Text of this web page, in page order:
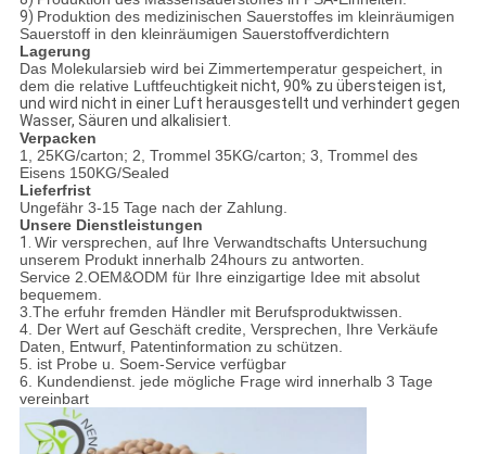
9) Produktion des medizinischen Sauerstoffes im kleinräumigen
Sauerstoff in den kleinräumigen Sauerstoffverdichtern
Lagerung
Das Molekularsieb wird bei Zimmertemperatur gespeichert, in
dem die relative Luftfeuchtigkeitnicht, 90% zu übersteigen ist,
und wird nicht in einer Luft herausgestellt und verhindert gegen
Wasser, Säuren und alkalisiert.
Verpacken
1, 25KG/carton; 2, Trommel 35KG/carton; 3, Trommel des
Eisens 150KG/Sealed
Lieferfrist
Ungefähr 3-15 Tage nach der Zahlung.
Unsere Dienstleistungen
1. Wir versprechen, auf Ihre Verwandtschafts Untersuchung
unserem Produkt innerhalb 24hours zu antworten.
Service 2.OEM&ODM für Ihre einzigartige Idee mit absolut
bequemem.
3.The erfuhr fremden Händler mit Berufsproduktwissen.
4. Der Wert auf Geschäft credite, Versprechen, Ihre Verkäufe
Daten, Entwurf, Patentinformation zu schützen.
5. ist Probe u. Soem-Service verfügbar
6. Kundendienst. jede mögliche Frage wird innerhalb 3 Tage
vereinbart